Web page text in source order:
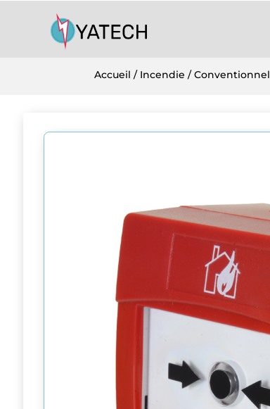
Accueil / Incendie /Conventionnel